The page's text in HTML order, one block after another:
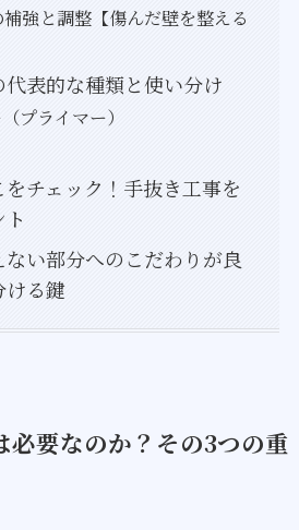
強と調整【傷んだ壁を整える
表的な種類と使い分け
プライマー）
をチェック！手抜き工事を
ない部分へのこだわりが良
ける鍵
必要なのか？その3つの重